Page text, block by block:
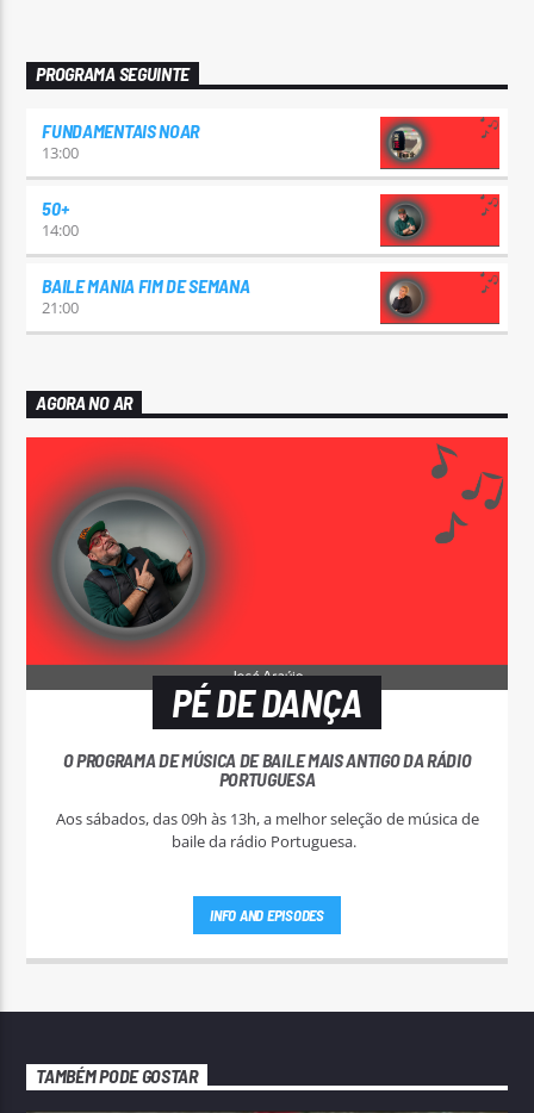
PROGRAMA SEGUINTE
FUNDAMENTAIS NOAR
13:00
50+
14:00
BAILE MANIA FIM DE SEMANA
21:00
AGORA NO AR
PÉ DE DANÇA
O PROGRAMA DE MÚSICA DE BAILE MAIS ANTIGO DA RÁDIO
PORTUGUESA
Aos sábados, das 09h às 13h, a melhor seleção de música de
INFO AND EPISODES
TAMBÉM PODE GOSTAR